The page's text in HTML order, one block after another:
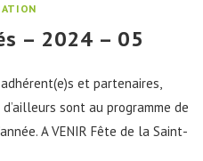
– 2024 – 05
et partenaires,
sont au programme de
A VENIR Fête de la Saint-